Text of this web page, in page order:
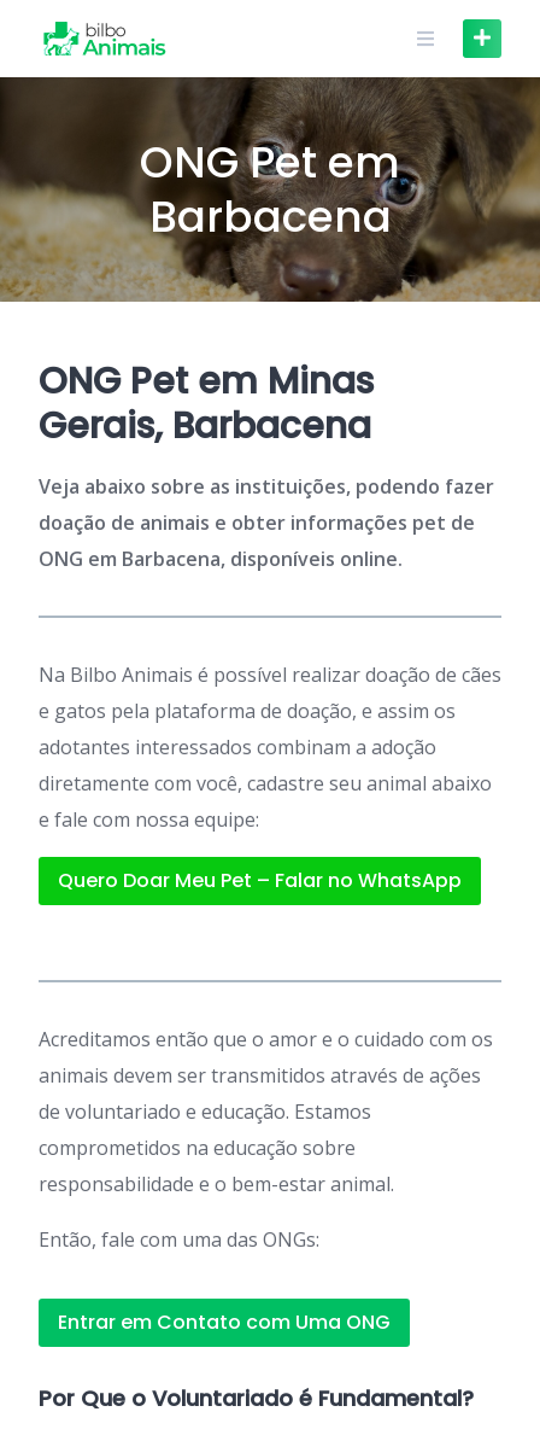
content
ONG Pet em
Barbacena
ONG Pet em Minas
Gerais, Barbacena
Veja abaixo sobre as instituições, podendo fazer
doação de animais e obter informações pet de
ONG em Barbacena, disponíveis online.
Na Bilbo Animais é possível realizar doação de cães
e gatos pela plataforma de doação, e assim os
adotantes interessados combinam a adoção
diretamente com você, cadastre seu animal abaixo
e fale com nossa equipe:
Quero Doar Meu Pet – Falar no WhatsApp
Acreditamos então que o amor e o cuidado com os
animais devem ser transmitidos através de ações
de voluntariado e educação. Estamos
comprometidos na educação sobre
responsabilidade e o bem-estar animal.
Então, fale com uma das ONGs:
Entrar em Contato com Uma ONG
Por Que o Voluntariado é Fundamental?